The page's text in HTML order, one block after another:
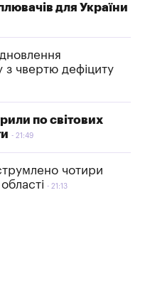
для України
з чвертю дефіциту
по світових
21:49
чотири
21:13